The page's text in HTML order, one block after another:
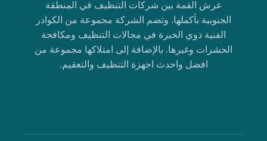
عرش القمة بين شركات التنظيف في المنطقة
الجنوبية بأكملها. وتضم الشركة مجموعة من الكوادر
الفنية ذوي الخبرة في مجالات التنظيف ومكافحة
الحشرات وغيرها. بالإضافة إلى امتلاكها مجموعة من
افضل واحدث اجهزة التنظيف والتعقيم.